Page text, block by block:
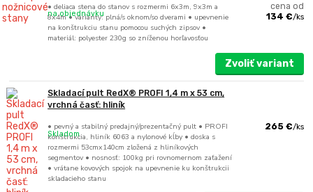
• deliaca stena do stanov s rozmermi 6x3m, 9x3m a
8x4m • varianty: plná/s oknom/so dverami • upevnenie
na konštrukciu stanu pomocou suchých zipsov •
materiál: polyester 230g so zníženou horľavosťou
cena od
134 €/ks
na objednávku
Zvoliť variant
Skladací pult RedX® PROFI 1,4 m x 53 cm,
vrchná časť: hliník
• pevný a stabilný predajný/prezentačný pult • PROFI
konštrukcia, hliník 6063 a nylonové kĺby • doska s
rozmermi 53cmx140cm zložená z hliníkových
segmentov • nosnosť: 100kg pri rovnomernom zaťažení
• vrátane kovových spojok na upevnenie ku konštrukcii
skladacieho stanu
265 €/ks
Skladom